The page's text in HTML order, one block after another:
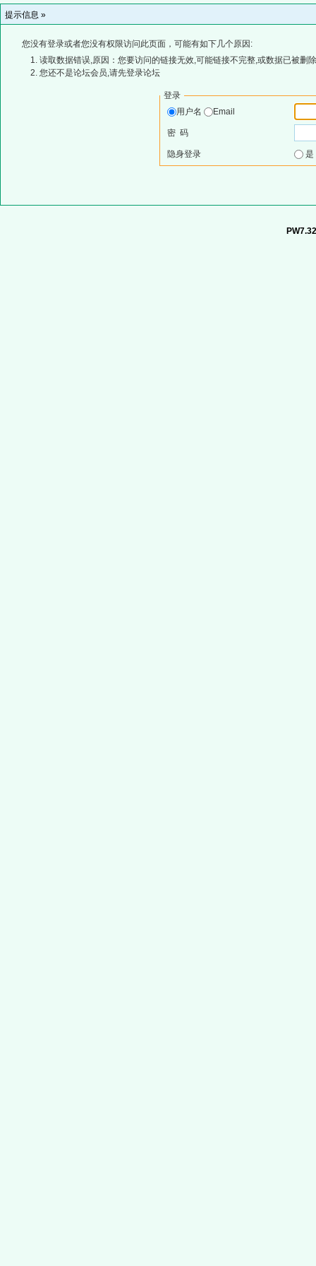
提示信息 »
您没有登录或者您没有权限访问此页面，可能有如下几个原因:
读取数据错误,原因：您要访问的链接无效,可能链接不完整,或数据已被删
您还不是论坛会员,请先登录论坛
登录
用户名
Email
密 码
隐身登录